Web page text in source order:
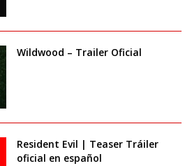
Wildwood – Trailer Oficial
Resident Evil | Teaser Tráiler
oficial en español